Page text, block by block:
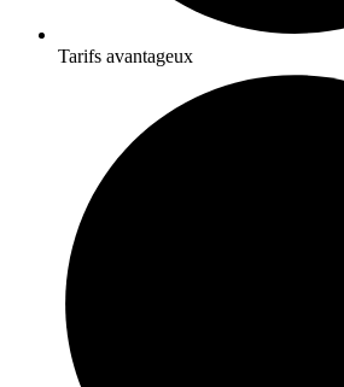
Tarifs avantageux